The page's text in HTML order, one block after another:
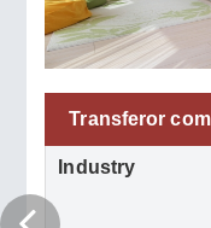
Transferor
Industry